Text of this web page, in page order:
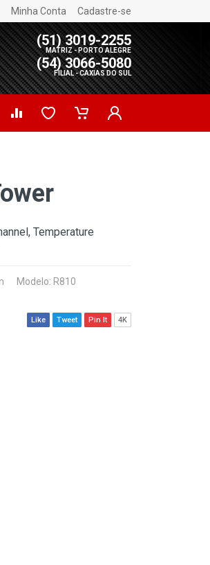
Minha Conta Cadastre-se
(51) 3019-2255
MATRIZ - PORTO ALEGRE
(54) 3066-5080
FILIAL - CAXIAS DO SUL
Temperature
Modelo: R810
Like Tweet Pin It 4K